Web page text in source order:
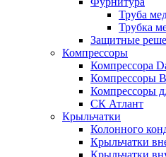
Труба
Трубка
Защитные
Компрессоры
Компрессора
Компрессоры
Компрессоры
СК Атлант
Крыльчатки
Колонного
Крыльчатки
Крыльчатки